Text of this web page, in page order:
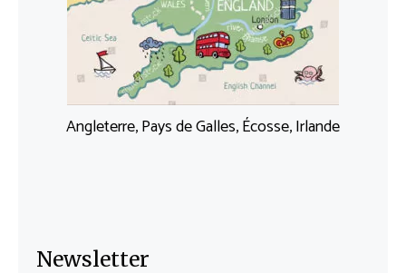
Angleterre, Pays de Galles, Écosse, Irlande
Newsletter